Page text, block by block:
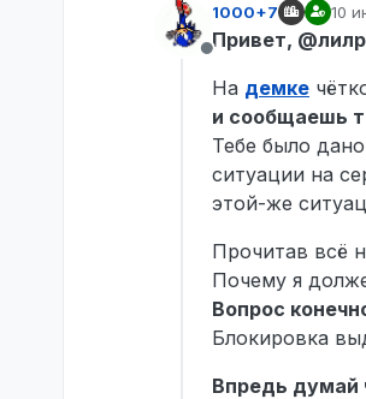
Не в сети
1000+7 10
Привет,
На демке
и сообщаешь
Тебе было дано
ситуации на
этой-же
Прочитав всё
Почему я
Вопрос
Блокировка
Впредь думай